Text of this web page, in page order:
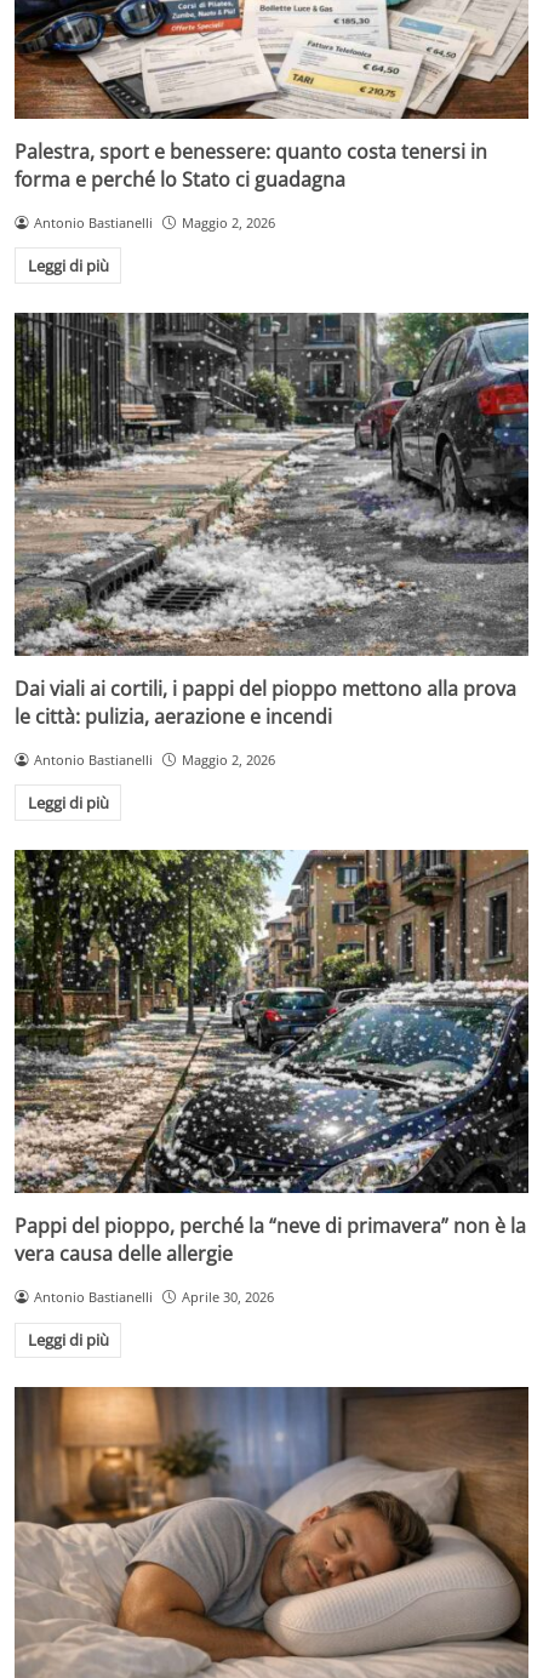
Palestra, sport e benessere: quanto costa tenersi in
forma e perché lo Stato ci guadagna
Antonio Bastianelli Maggio 2, 2026
Leggi di più
Dai viali ai cortili, i pappi del pioppo mettono alla prova
le città: pulizia, aerazione e incendi
Antonio Bastianelli Maggio 2, 2026
Leggi di più
Pappi del pioppo, perché la “neve di primavera” non è la
vera causa delle allergie
Antonio Bastianelli Aprile 30, 2026
Leggi di più